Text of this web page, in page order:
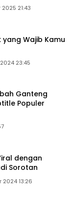
2025 21:43
yang Wajib Kamu
23:45
Ganteng
Populer
dengan
Sorotan
2024 13:26